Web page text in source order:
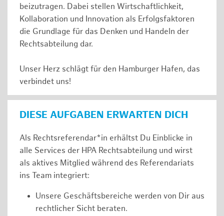
beizutragen. Dabei stellen Wirtschaftlichkeit,
Kollaboration und Innovation als Erfolgsfaktoren
die Grundlage für das Denken und Handeln der
Rechtsabteilung dar.
Unser Herz schlägt für den Hamburger Hafen, das
verbindet uns!
DIESE AUFGABEN ERWARTEN DICH
Als Rechtsreferendar*in erhältst Du Einblicke in
alle Services der HPA Rechtsabteilung und wirst
als aktives Mitglied während des Referendariats
ins Team integriert:
Unsere Geschäftsbereiche werden von Dir aus
rechtlicher Sicht beraten.